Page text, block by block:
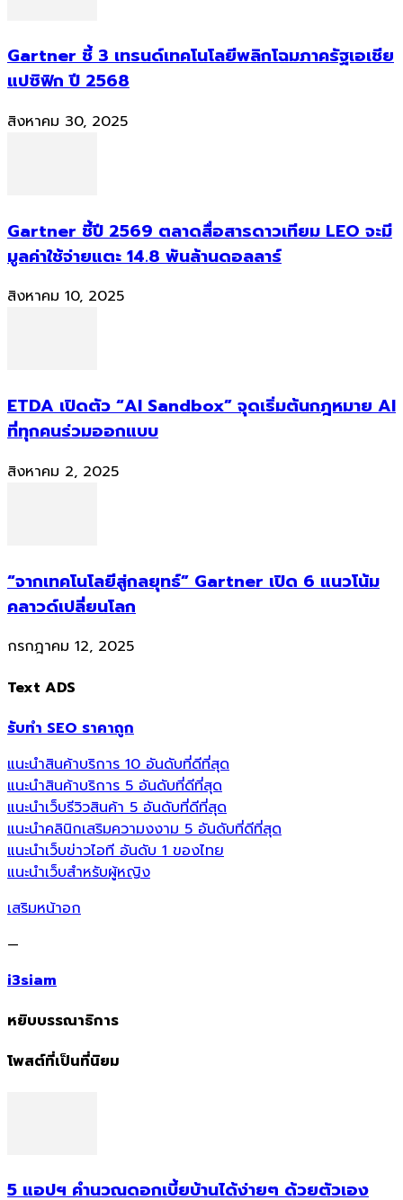
Gartner ชี้ 3 เทรนด์เทคโนโลยีพลิกโฉมภาครัฐเอเชีย
แปซิฟิก ปี 2568
สิงหาคม 30, 2025
Gartner ชี้ปี 2569 ตลาดสื่อสารดาวเทียม LEO จะมี
มูลค่าใช้จ่ายแตะ 14.8 พันล้านดอลลาร์
สิงหาคม 10, 2025
ETDA เปิดตัว “AI Sandbox” จุดเริ่มต้นกฎหมาย AI
ที่ทุกคนร่วมออกแบบ
สิงหาคม 2, 2025
“จากเทคโนโลยีสู่กลยุทธ์” Gartner เปิด 6 แนวโน้ม
คลาวด์เปลี่ยนโลก
กรกฎาคม 12, 2025
Text ADS
รับทำ SEO ราคาถูก
แนะนำสินค้าบริการ 10 อันดับที่ดีที่สุด
แนะนำสินค้าบริการ 5 อันดับที่ดีที่สุด
แนะนำเว็บรีวิวสินค้า 5 อันดับที่ดีที่สุด
แนะนำคลินิกเสริมความงงาม 5 อันดับที่ดีที่สุด
แนะนำเว็บข่าวไอที อันดับ 1 ของไทย
แนะนำเว็บสำหรับผู้หญิง
เสริมหน้าอก
—
i3siam
หยิบบรรณาธิการ
โพสต์ที่เป็นที่นิยม
5 แอปฯ คำนวณดอกเบี้ยบ้านได้ง่ายๆ ด้วยตัวเอง